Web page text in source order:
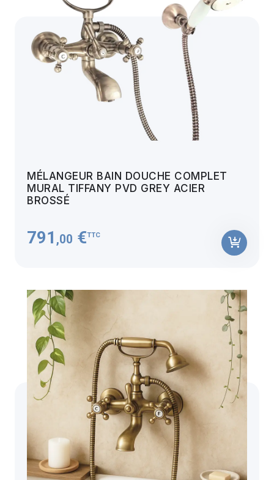
MÉLANGEUR BAIN DOUCHE COMPLET
MURAL TIFFANY PVD GREY ACIER
BROSSÉ
791 ,00 €TTC